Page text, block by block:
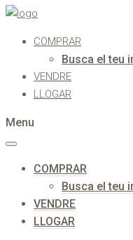
COMPRAR
Busca el teu
VENDRE
LLOGAR
Menu
COMPRAR
Busca el teu
VENDRE
LLOGAR